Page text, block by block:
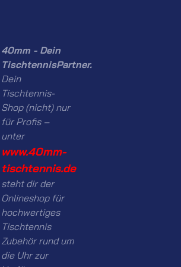
40mm - Dein
TischtennisPartner.
Dein
Tischtennis-
Shop (nicht) nur
für Profis –
unter
www.40mm-
tischtennis.de
steht dir der
Onlineshop für
hochwertiges
Tischtennis
Zubehör rund um
die Uhr zur